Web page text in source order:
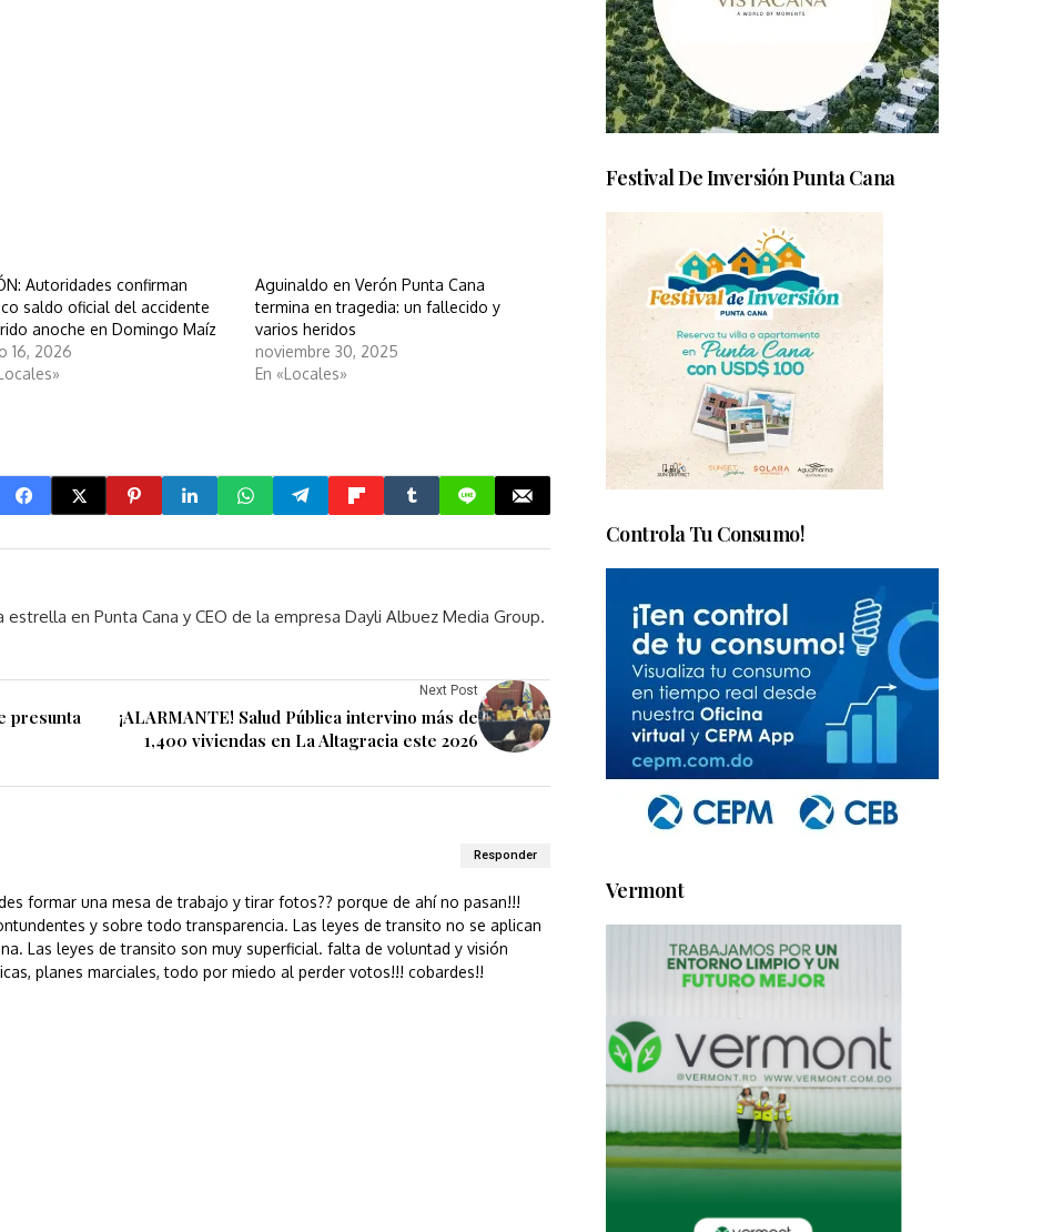
Autoridades confirman
saldo oficial del accidente
anoche en Domingo Maíz
16, 2026
Aguinaldo en Verón Punta Cana
termina en tragedia: un fallecido y
varios heridos
noviembre 30, 2025
En «Locales»
en Punta Cana y CEO de la empresa Dayli Albuez Media Group.
presunta
Next Post
¡ALARMANTE! Salud Pública intervino más de
1,400 viviendas en La Altagracia este 2026
formar una mesa de trabajo y tirar fotos?? porque de ahí no pasan!!!
y sobre todo transparencia. Las leyes de transito no se aplican
Las leyes de transito son muy superficial. falta de voluntad y visión
planes marciales, todo por miedo al perder votos!!! cobardes!!
Responder
Festival De Inversión Punta Cana
Controla Tu Consumo!
Vermont